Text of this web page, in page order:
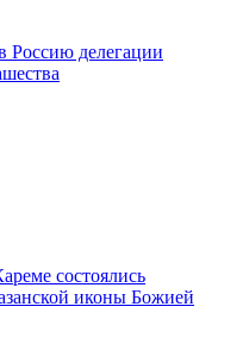
Россию делегации
состоялись
иконы Божией